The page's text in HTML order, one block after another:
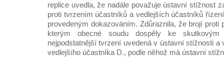
replice uvedla, že nadále považuje ústavní stížnost
proti tvrzením účastníků a vedlejších účastníků
provedeným dokazováním. Zdůraznila, že brojí proti
kterým obecné soudu dospěly ke skutkovým
nejpodstatnější tvrzení uvedená v ústavní stížnosti
vedlejšího účastníka D., podle něhož má ústavní